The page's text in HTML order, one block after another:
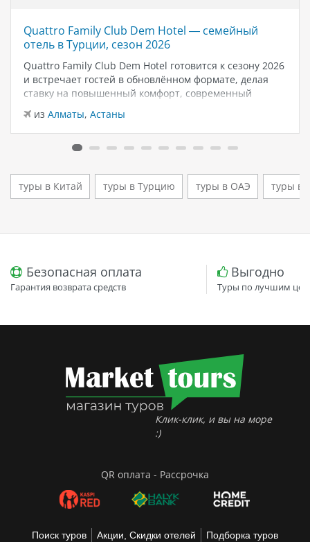
Quattro Family Club Dem Hotel — семейный
отель в Турции, сезон 2026
Quattro Family Club Dem Hotel готовится к сезону 2026
и встречает гостей в обновлённом формате, делая
ставку на повышенный комфорт, современный
моря. Отель остаётся популярным выбором для тех,
кто ищет семейный отель в…
из Алматы, Астаны
туры в Китай туры в Турцию туры в ОАЭ туры в
Безопасная оплата
Гарантия возврата средств
Выгодно
Туры по лучшим
Клик-клик, и вы на море
:)
QR оплата - Рассрочка
Поиск туров Акции, Скидки отелей Подборка туров